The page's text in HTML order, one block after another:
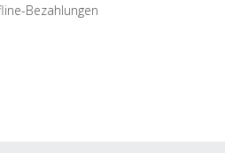
Bezahlungen